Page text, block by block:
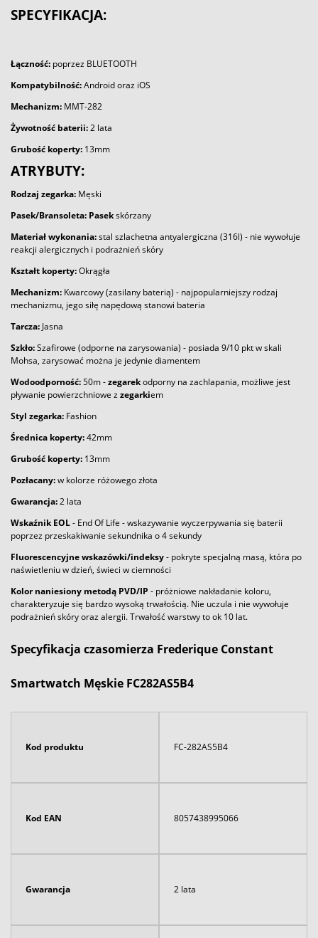
SPECYFIKACJA:
Łączność: poprzez BLUETOOTH
Kompatybilność:Android oraz iOS
Mechanizm: MMT-282
Żywotność baterii:2 lata
Grubość koperty: 13mm
ATRYBUTY:
Rodzaj zegarka: Męski
Pasek/Bransoleta: Pasekskórzany
Materiał wykonania:stal szlachetna antyalergiczna (316l) - nie wywołuje
reakcji alergicznych i podrażnień skóry
Kształt koperty:Okrągła
Mechanizm: Kwarcowy (zasilany baterią) - najpopularniejszy rodzaj
mechanizmu, jego siłę napędową stanowi bateria
Tarcza: Jasna
Szkło:Szafirowe (odporne na zarysowania) - posiada 9/10 pkt w skali
Mohsa, zarysować można je jedynie diamentem
Wodoodporność:50m -zegarekodporny na zachlapania, możliwe jest
pływanie powierzchniowe zzegarkiem
Styl zegarka: Fashion
Średnica koperty:42mm
Grubość koperty: 13mm
Pozłacany:w kolorze różowego złota
Gwarancja:2 lata
Wskaźnik EOL- End Of Life - wskazywanie wyczerpywania się baterii
poprzez przeskakiwanie sekundnika o 4 sekundy
Fluorescencyjne wskazówki/indeksy- pokryte specjalną masą, która po
naświetleniu w dzień, świeci w ciemności
Kolor naniesiony metodą PVD/IP - próżniowe nakładanie koloru,
charakteryzuje się bardzo wysoką trwałością. Nie uczula i nie wywołuje
podrażnień skóry oraz alergii. Trwałość warstwy to ok 10 lat.
Specyfikacja czasomierza Frederique Constant
Smartwatch Męskie FC282AS5B4
Kod produktu FC-282AS5B4
Kod EAN 8057438995066
Gwarancja 2 lata